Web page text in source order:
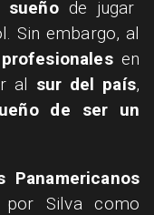
sueñode jugar
Sin embargo, al
en
al sur del país,
de ser un
Panamericanos
Silva como